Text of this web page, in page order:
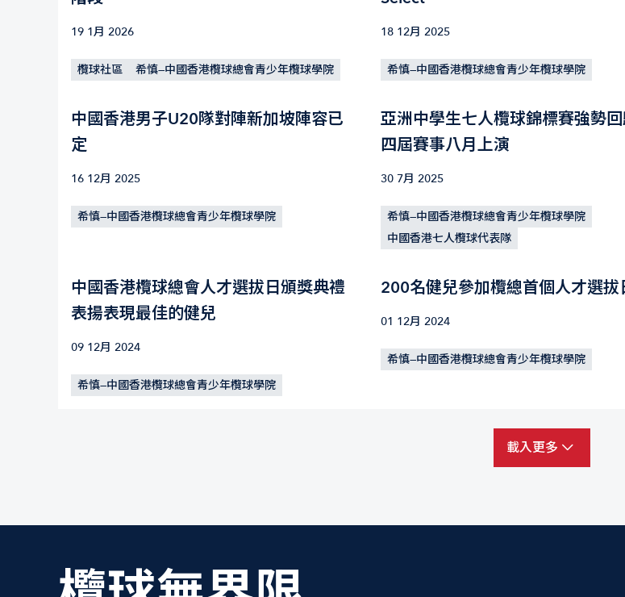
19 1月 2026
欖球社區 希慎—中國香港欖球總會青少年欖球學院
18 12月 2025
希慎—中國香港欖球總會青少年欖球學院
中國香港男子U20隊對陣新加坡陣容已
定
16 12月 2025
希慎—中國香港欖球總會青少年欖球學院
亞洲中學生七人欖球錦標賽強勢
四屆賽事八月上演
30 7月 2025
希慎—中國香港欖球總會青少年欖球學院
中國香港七人欖球代表隊
中國香港欖球總會人才選拔日頒獎典禮
表揚表現最佳的健兒
09 12月 2024
希慎—中國香港欖球總會青少年欖球學院
200名健兒參加欖總首個人才選拔
01 12月 2024
希慎—中國香港欖球總會青少年欖球學院
載入更多